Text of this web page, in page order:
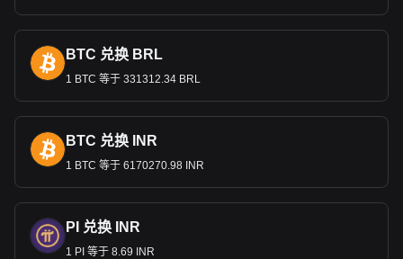
BTC 兑换 BRL
1 BTC 等于 331312.34 BRL
BTC 兑换 INR
1 BTC 等于 6170270.98 INR
PI 兑换 INR
1 PI 等于 8.69 INR